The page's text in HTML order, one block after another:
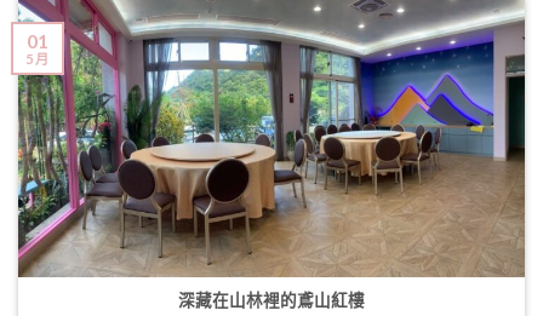
深藏在山林裡的鳶山紅樓
01
5 月